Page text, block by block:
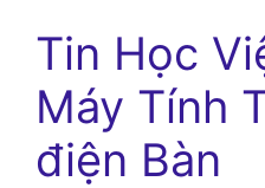
Tin Học
Máy Tính
điện Bàn